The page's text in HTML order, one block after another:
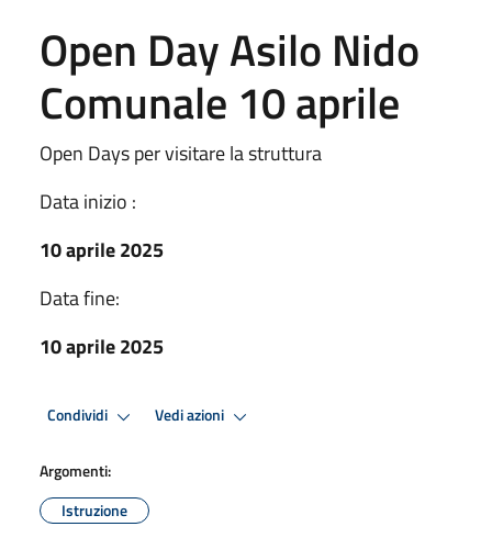
Open Day Asilo Nido
Comunale 10 aprile
Open Days per visitare la struttura
Data inizio :
10 aprile 2025
Data fine:
10 aprile 2025
Condividi Vedi azioni
Argomenti:
Istruzione